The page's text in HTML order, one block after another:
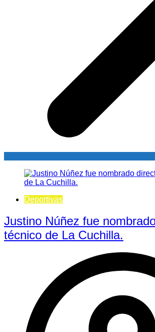
Deportivas
Justino Núñez fue
técnico de La Cuchilla.